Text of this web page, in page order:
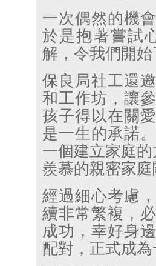
一次偶然的機
於是抱著嘗試
解，令我們開
保良局社工還
和工作坊，讓
孩子得以在關
是一生的承諾
一個建立家庭
羨慕的親密家
經過細心考慮
續非常繁複，
成功，幸好身
配對，正式成